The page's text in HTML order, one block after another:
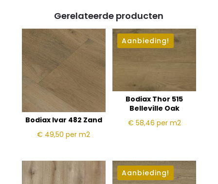
Gerelateerde producten
Bodiax Ivar 482 Zand
€ 49,50per m2
Aanbieding!
Bodiax Thor 515
Belleville Oak
€ 58,46 per m2
Aanbieding!